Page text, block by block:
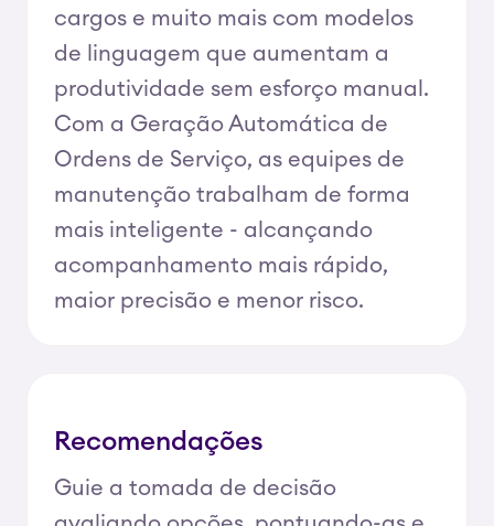
cargos e muito mais com modelos
de linguagem que aumentam a
produtividade sem esforço manual.
Com a Geração Automática de
Ordens de Serviço, as equipes de
manutenção trabalham de forma
mais inteligente - alcançando
acompanhamento mais rápido,
maior precisão e menor risco.
Recomendações
Guie a tomada de decisão